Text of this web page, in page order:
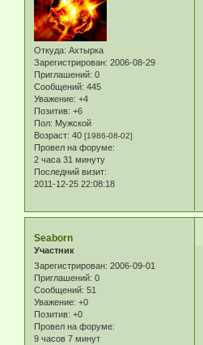
Откуда: Ахтырка
Зарегистрирован: 2006-08-29
Приглашений: 0
Сообщений: 445
Уважение: +4
Позитив: +6
Пол: Мужской
Возраст: 40 [1986-08-02]
Провел на форуме:
2 часа 31 минуту
Последний визит:
2011-12-25 22:08:18
Seaborn
Участник
Зарегистрирован: 2006-09-01
Приглашений: 0
Сообщений: 51
Уважение: +0
Позитив: +0
Провел на форуме:
9 часов 7 минут